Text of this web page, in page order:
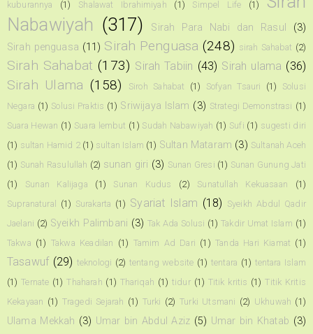
kuburannya (1) Shalawat Ibrahimiyah (1) Simpel Life (1)
Nabawiyah (317) Sirah Para Nabi dan Rasul
(3)
Sirah penguasa (11) Sirah Penguasa (248) sirah Sahabat (2)
Sirah Sahabat (173) Sirah Tabiin (43) Sirah ulama (36)
Sirah Ulama (158) Siroh Sahabat (1) Sofyan Tsauri (1)
Solusi
Negara (1) Solusi Praktis (1) Sriwijaya Islam (3) Strategi Demonstrasi (1)
Suara Hewan (1) Suara lembut (1) Sudah Nabawiyah (1) Sufi (1) sugesti diri
(1) sultan Hamid 2 (1) sultan Islam (1) Sultan Mataram (3) Sultanah Aceh
(1) Sunah Rasulullah (2) sunan giri (3) Sunan Gresi (1) Sunan Gunung Jati
(1)
Sunan Kalijaga (1) Sunan Kudus (2) Sunatullah Kekuasaan
(1)
Supranatural (1) Surakarta (1) Syariat Islam (18) Syeikh Abdul Qadir
Jaelani (2) Syeikh Palimbani (3) Tak Ada Solusi (1) Takdir Umat Islam (1)
Takwa (1) Takwa Keadilan (1) Tamim Ad Dari (1) Tanda Hari Kiamat (1)
Tasawuf (29) teknologi (2) tentang website (1) tentara (1) tentara Islam
(1) Ternate (1) Thaharah (1) Thariqah (1) tidur (1) Titik kritis (1) Titik Kritis
Kekayaan (1) Tragedi Sejarah (1) Turki (2) Turki Utsmani (2) Ukhuwah (1)
Ulama Mekkah (3) Umar bin Abdul Aziz (5) Umar bin Khatab (3)